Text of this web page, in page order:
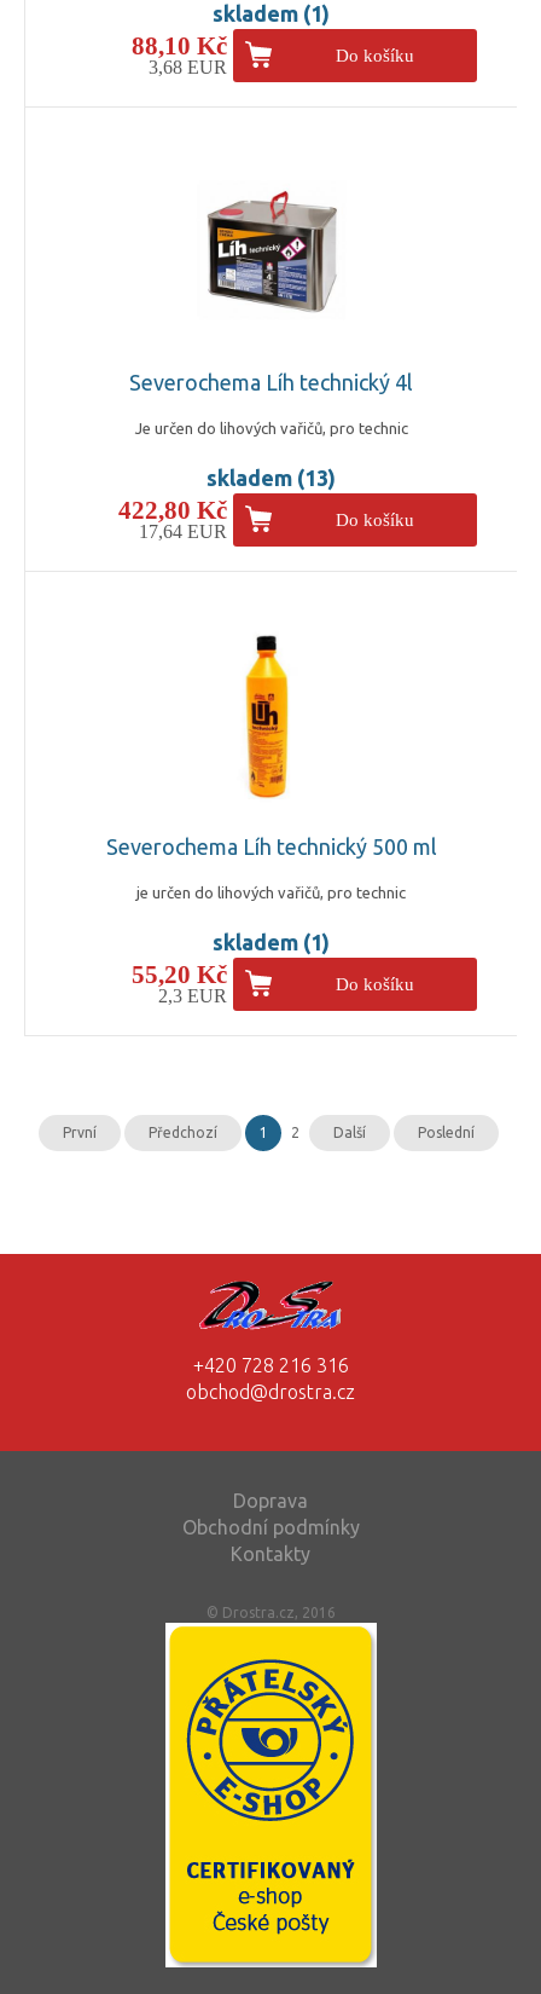
skladem (1)
88,10 Kč
3,68 EUR
Do košíku
Severochema Líh technický 4l
Je určen do lihových vařičů, pro technic
skladem (13)
422,80 Kč
17,64 EUR
Do košíku
Severochema Líh technický 500 ml
je určen do lihových vařičů, pro technic
skladem (1)
55,20 Kč
2,3 EUR
Do košíku
První Předchozí 1 2 Další Poslední
+420 728 216 316
obchod@drostra.cz
Doprava
Obchodní podmínky
Kontakty
© Drostra.cz, 2016